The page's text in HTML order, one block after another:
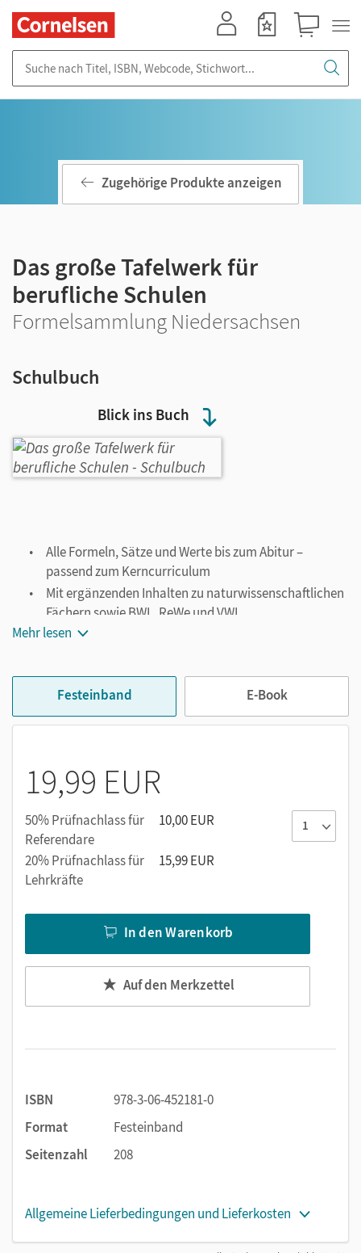
Blick ins Buch
Zugehörige Produkte anzeigen
Das große Tafelwerk für
berufliche Schulen
Formelsammlung Niedersachsen
Schulbuch
Alle Formeln, Sätze und Werte bis zum Abitur –
passend zum Kerncurriculum
Mit ergänzenden Inhalten zu naturwissenschaftlichen
Fächern sowie BWL, ReWe und VWL
Für den Einsatz in der Abiturprüfung geeignet
Mehr lesen
Festeinband E-Book
19,99 EUR
50% Prüfnachlass für
Referendare
10,00 EUR
20% Prüfnachlass für
Lehrkräfte
15,99 EUR
In den Warenkorb
Auf den Merkzettel
ISBN
978-3-06-452181-0
Format
Festeinband
Seitenzahl
208
Allgemeine Lieferbedingungen und Lieferkosten